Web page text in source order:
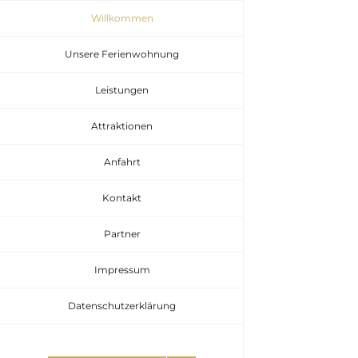
Willkommen
Unsere Ferienwohnung
Leistungen
Attraktionen
Anfahrt
Kontakt
Partner
Impressum
Datenschutzerklärung